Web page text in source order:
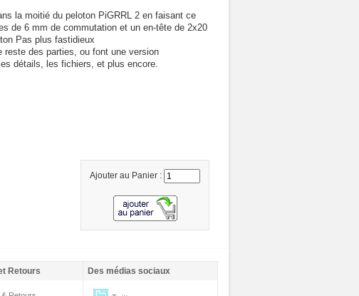
la moitié du peloton PiGRRL 2 en faisant ce
de 6 mm de commutation et un en-tête de 2x20
Pas plus fastidieux
des parties, ou font une version
détails, les fichiers, et plus encore.
Ajouter au Panier :
Retours Des médias sociaux